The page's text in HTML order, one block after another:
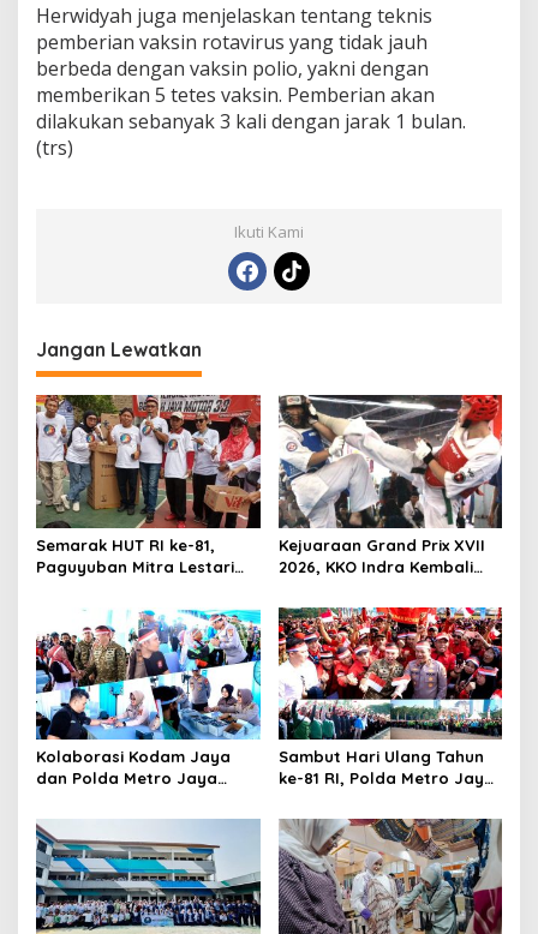
Herwidyah juga menjelaskan tentang teknis
pemberian vaksin rotavirus yang tidak jauh
berbeda dengan vaksin polio, yakni dengan
memberikan 5 tetes vaksin. Pemberian akan
dilakukan sebanyak 3 kali dengan jarak 1 bulan.
(trs)
Ikuti Kami
Jangan Lewatkan
Semarak HUT RI ke-81,
Paguyuban Mitra Lestari
Kejuaraan Grand Prix XVII
2026, KKO Indra Kembali
Kolaborasi Kodam Jaya
dan Polda Metro Jaya
Sambut Hari Ulang Tahun
ke-81 RI, Polda Metro Jaya